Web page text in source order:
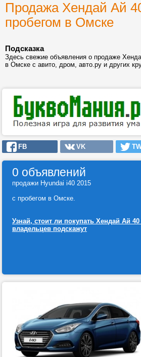
Продажа Хендай Ай
пробегом в Омске
Подсказка
Здесь свежие объявления о продаже
в Омске с авито, дром, авто.ру и других
FB VK
0 объявлений
продажи Hyundai i40 2015
с пробегом в Омске.
Узнай, стоит ли покупать Хендай Ай
владельцев подскажут